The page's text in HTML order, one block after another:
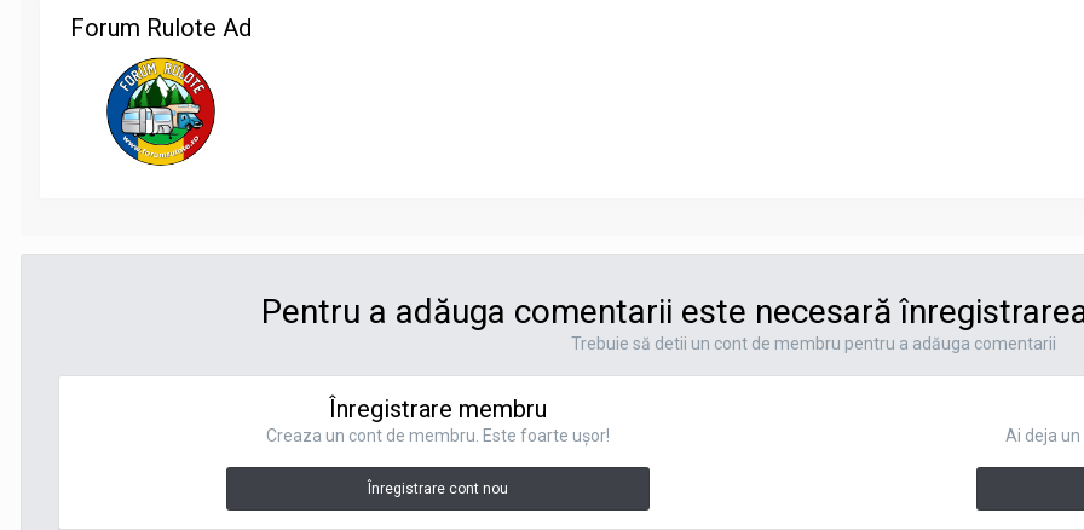
Forum Rulote Ad
Pentru a adăuga comentarii este necesară
Trebuie să detii un cont de membru pentru a adăuga comentarii
Înregistrare membru
Creaza un cont de membru. Este foarte uşor!
Înregistrare cont nou
Ai deja